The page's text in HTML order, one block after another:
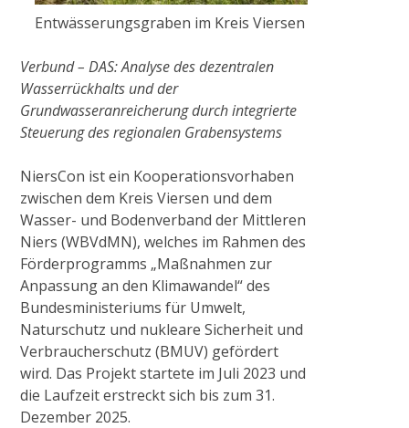
Historisches Wehr
Hochwassermanagement
PROJEKTE & AKTIONEN
2009
Pilotprojekt Zweigkanal
Entwässerungsgraben im Kreis Viersen
Verbund – DAS: Analyse des dezentralen
Wasserrückhalts und der
Grundwasseranreicherung durch integrierte
Steuerung des regionalen Grabensystems
NiersCon ist ein Kooperationsvorhaben
zwischen dem Kreis Viersen und dem
Wasser- und Bodenverband der Mittleren
Niers (WBVdMN), welches im Rahmen des
Förderprogramms „Maßnahmen zur
Anpassung an den Klimawandel“ des
Bundesministeriums für Umwelt,
Naturschutz und nukleare Sicherheit und
Verbraucherschutz (BMUV) gefördert
wird. Das Projekt startete im Juli 2023 und
die Laufzeit erstreckt sich bis zum 31.
Dezember 2025.